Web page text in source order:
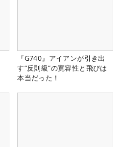
『G740』アイアンが引き出
す“反則級”の寛容性と飛びは
本当だった！